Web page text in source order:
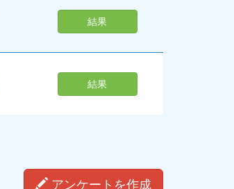
結果
結果
アンケートを作成